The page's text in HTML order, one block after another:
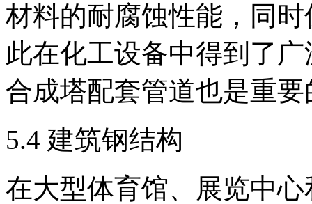
材料的耐腐蚀性能，同
此在化工设备中得到了
合成塔配套管道也是重
5.4 建筑钢结构
在大型体育馆、展览中